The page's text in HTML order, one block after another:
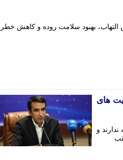
بهبود سلامت روده و کاهش خطر
های
و